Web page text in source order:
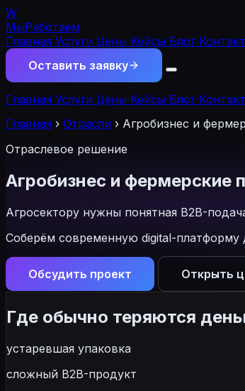
W
МыРаботаем
Главная Услуги Цены Кейсы Блог
Оставить заявку
Главная Услуги Цены Кейсы Блог
Главная › Отрасли › Агробизнес и
Отраслевое решение
Агробизнес и
Агросектору нужны понятная B2B-
Соберём современную digital-платформу
Обсудить проект Открыть
Где обычно теряются
устаревшая упаковка
сложный B2B-продукт